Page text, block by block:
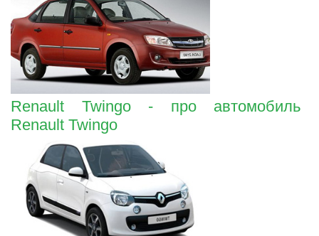
Renault Twingo - про автомобиль
Renault Twingo